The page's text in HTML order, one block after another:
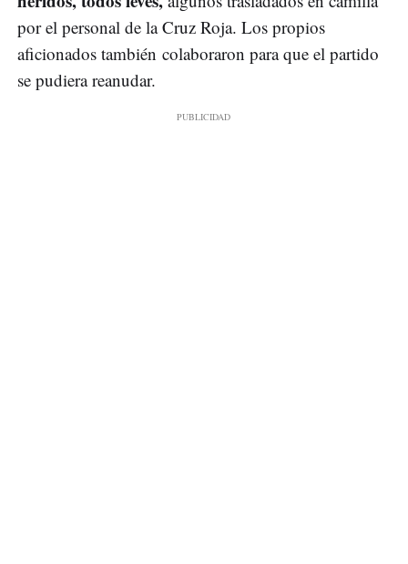
por el personal de la Cruz Roja. Los propios
aficionados también colaboraron para que el partido
se pudiera reanudar.